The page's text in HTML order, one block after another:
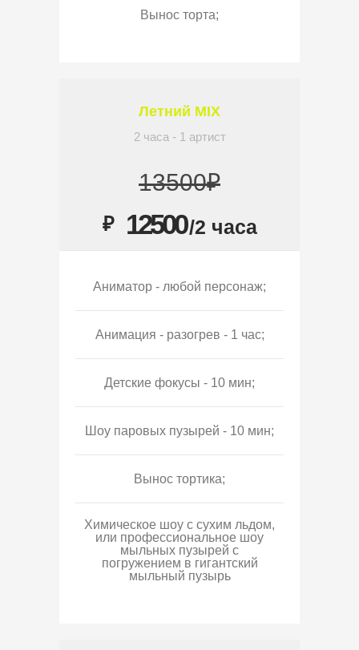
Вынос торта;
Летний MIX
2 часа - 1 артист
13500₽
₽ 12500/2 часа
Аниматор - любой персонаж;
Анимация - разогрев - 1 час;
Детские фокусы - 10 мин;
Шоу паровых пузырей - 10 мин;
Вынос тортика;
Химическое шоу с сухим льдом,
или профессиональное шоу
мыльных пузырей с
погружением в гигантский
мыльный пузырь